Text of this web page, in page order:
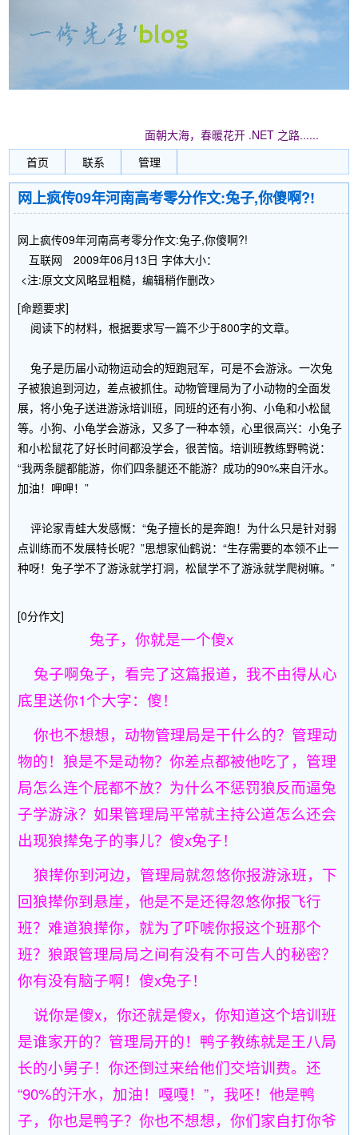
面朝大海，春暖花开 .NET 之路......
首页
联系 管理
网上疯传09年河南高考零分作文:兔子,你傻啊?!
网上疯传09年河南高考零分作文:兔子,你傻啊?!
互联网 2009年06月13日 字体大小：
<注:原文文风略显粗糙，编辑稍作删改>
[命题要求]
阅读下的材料，根据要求写一篇不少于800字的文章。
兔子是历届小动物运动会的短跑冠军，可是不会游泳。一次兔
子被狼追到河边，差点被抓住。动物管理局为了小动物的全面发
展，将小兔子送进游泳培训班，同班的还有小狗、小龟和小松鼠
等。小狗、小龟学会游泳，又多了一种本领，心里很高兴：小兔子
和小松鼠花了好长时间都没学会，很苦恼。培训班教练野鸭说：
“我两条腿都能游，你们四条腿还不能游？成功的90%来自汗水。
加油！呷呷！”
评论家青蛙大发感慨：“兔子擅长的是奔跑！为什么只是针对弱
点训练而不发展特长呢？”思想家仙鹤说：“生存需要的本领不止一
种呀！兔子学不了游泳就学打洞，松鼠学不了游泳就学爬树嘛。”
[0分作文]
兔子，你就是一个傻x
兔子啊兔子，看完了这篇报道，我不由得从心
底里送你1个大字：傻！
你也不想想，动物管理局是干什么的？管理动
物的！狼是不是动物？你差点都被他吃了，管理
局怎么连个屁都不放？为什么不惩罚狼反而逼兔
子学游泳？如果管理局平常就主持公道怎么还会
出现狼撵兔子的事儿？傻x兔子！
狼撵你到河边，管理局就忽悠你报游泳班，下
回狼撵你到悬崖，他是不是还得忽悠你报飞行
班？难道狼撵你，就为了吓唬你报这个班那个
班？狼跟管理局局之间有没有不可告人的秘密？
你有没有脑子啊！傻x兔子！
说你是傻x，你还就是傻x，你知道这个培训班
是谁家开的？管理局开的！鸭子教练就是王八局
长的小舅子！你还倒过来给他们交培训费。还
“90%的汗水，加油！嘎嘎！”，我呸！他是鸭
子，你也是鸭子？你也不想想，你们家自打你爷